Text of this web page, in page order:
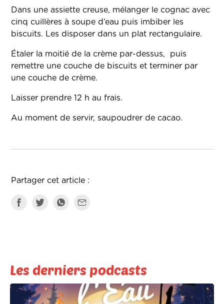
Dans une assiette creuse, mélanger le cognac avec
cinq cuillères à soupe d’eau puis imbiber les
biscuits. Les disposer dans un plat rectangulaire.
Étaler la moitié de la crème par-dessus, puis
remettre une couche de biscuits et terminer par
une couche de crème.
Laisser prendre 12 h au frais.
Au moment de servir, saupoudrer de cacao.
Partager cet article :
Les derniers podcasts